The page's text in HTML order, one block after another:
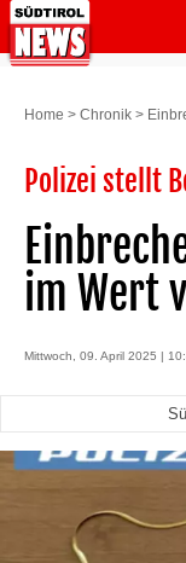
Home > Chronik >
Polizei stellt
im Wert
Mittwoch, 09. April 2025 |